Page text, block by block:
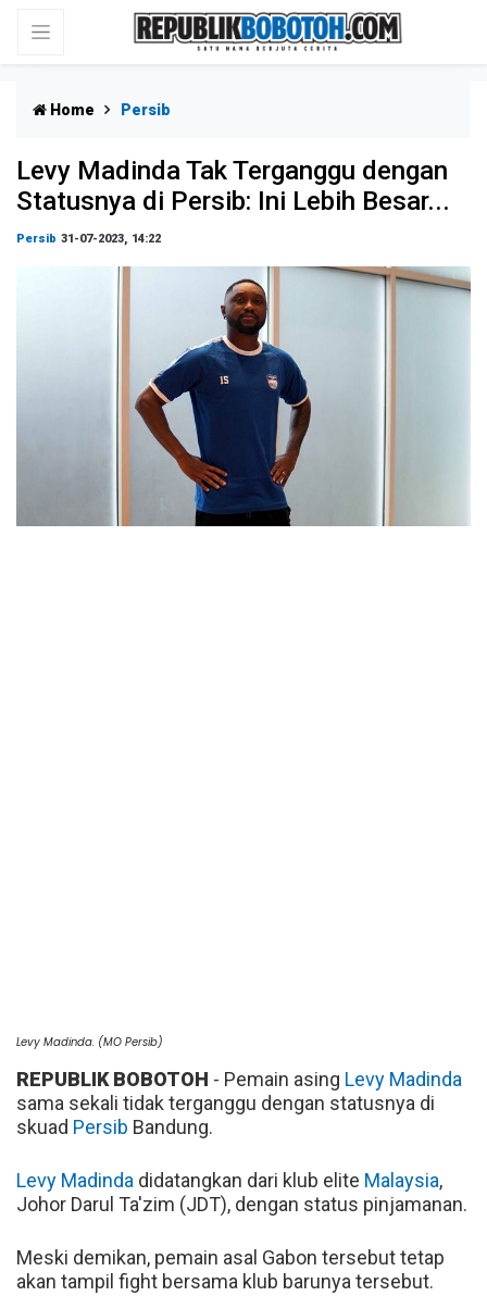
Home Persib
Levy Madinda Tak Terganggu dengan
Statusnya di Persib: Ini Lebih Besar...
Persib 31-07-2023, 14:22
Levy Madinda. (MO Persib)
REPUBLIK BOBOTOH - Pemain asing Levy Madinda
sama sekali tidak terganggu dengan statusnya di
skuad Persib Bandung.
Levy Madinda didatangkan dari klub elite Malaysia,
Johor Darul Ta'zim (JDT), dengan status pinjamanan.
Meski demikan, pemain asal Gabon tersebut tetap
akan tampil fight bersama klub barunya tersebut.